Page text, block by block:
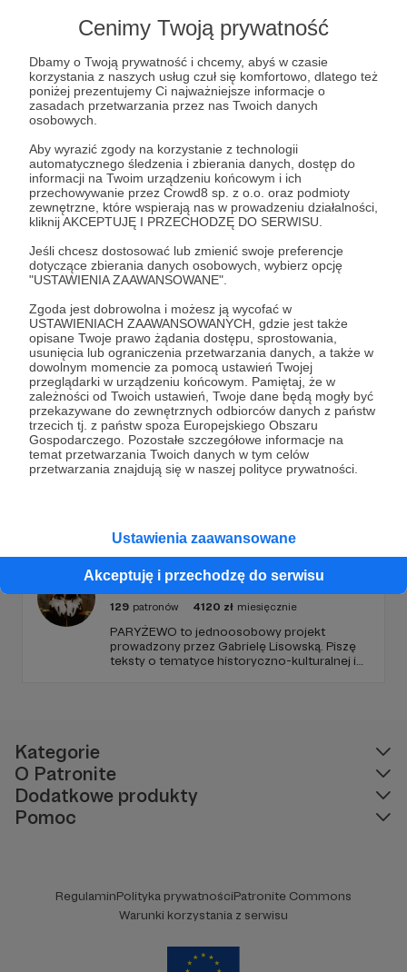
Cenimy Twoją prywatność
Dbamy o Twoją prywatność i chcemy, abyś w czasie
korzystania z naszych usług czuł się komfortowo, dlatego też
poniżej prezentujemy Ci najważniejsze informacje o
zasadach przetwarzania przez nas Twoich danych
osobowych.
Aby wyrazić zgody na korzystanie z technologii
automatycznego śledzenia i zbierania danych, dostęp do
informacji na Twoim urządzeniu końcowym i ich
przechowywanie przez Crowd8 sp. z o.o. oraz podmioty
zewnętrzne, które wspierają nas w prowadzeniu działalności,
kliknij AKCEPTUJĘ I PRZECHODZĘ DO SERWISU.
Jeśli chcesz dostosować lub zmienić swoje preferencje
dotyczące zbierania danych osobowych, wybierz opcję
"USTAWIENIA ZAAWANSOWANE".
Zgoda jest dobrowolna i możesz ją wycofać w
USTAWIENIACH ZAAWANSOWANYCH, gdzie jest także
opisane Twoje prawo żądania dostępu, sprostowania,
usunięcia lub ograniczenia przetwarzania danych, a także w
dowolnym momencie za pomocą ustawień Twojej
przeglądarki w urządzeniu końcowym. Pamiętaj, że w
zależności od Twoich ustawień, Twoje dane będą mogły być
przekazywane do zewnętrznych odbiorców danych z państw
trzecich tj. z państw spoza Europejskiego Obszaru
Gospodarczego. Pozostałe szczegółowe informacje na
temat przetwarzania Twoich danych w tym celów
przetwarzania znajdują się w naszej polityce prywatności.
Ustawienia zaawansowane
Akceptuję i przechodzę do serwisu
Dołącz do grona Patronów!
Wesprzyj działalność AutoraDamian Reszka -
Warcaby.TVjuż teraz!
Zostań Patronem
Promowani autorzy
Kwadrans Na Angielski
745 patronów
Kwadrans na angielski to podcast uczący
barierę przed mówieniem w języku obcym,
odświeżyć sobie angielski, albo... nauczyć się
go po raz pierwszy. Spodziewajcie się
nowego odcinka co czwartek.
Paryżewo
129 patronów 4120 zł miesięcznie
PARYŻEWO to jednoosobowy projekt
prowadzony przez Gabrielę Lisowską. Piszę
teksty o tematyce historyczno-kulturalnej i
Kategorie
O Patronite
Dodatkowe produkty
Pomoc
RegulaminPolityka prywatnościPatronite Commons
Warunki korzystania z serwisu